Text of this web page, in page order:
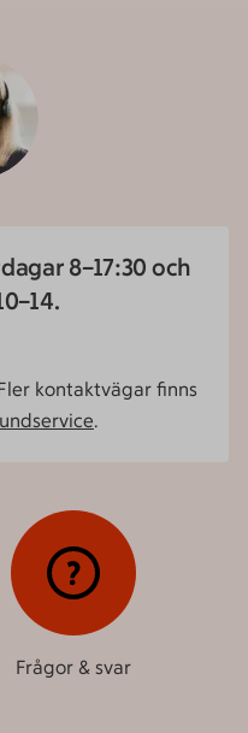
8–17:30 och
kontaktvägar finns
.
Frågor & svar